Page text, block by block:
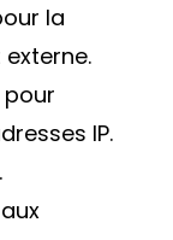
la
pour
IP.